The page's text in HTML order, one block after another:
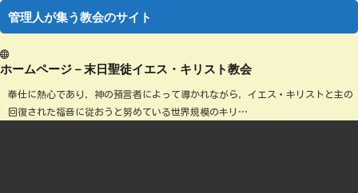
管理人が集う教会のサイト
ホームページ－末日聖徒イエス・キリスト教会
奉仕に熱心であり，神の預言者によって導かれながら，イエス・キリストと主の
回復された福音に従おうと努めている世界規模のキリ…